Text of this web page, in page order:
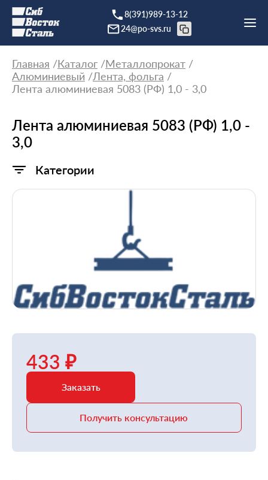
8(391)989-13-12
24@po-svs.ru
Главная Каталог
Металлопрокат
Алюминиевый
Лента, фольга
Лента алюминиевая 5083 (РФ) 1,0 - 3,0
Лента алюминиевая 5083 (РФ) 1,0 -
3,0
Категории
433 ₽
Заказать
Получить консультацию